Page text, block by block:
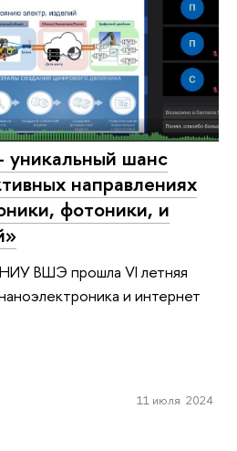
шанс
направлениях
фотоники, и
ВШЭ прошла VI летняя
и интернет
11 июля 2024